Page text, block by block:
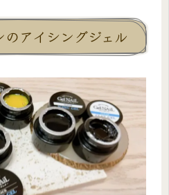
アイシングジェル